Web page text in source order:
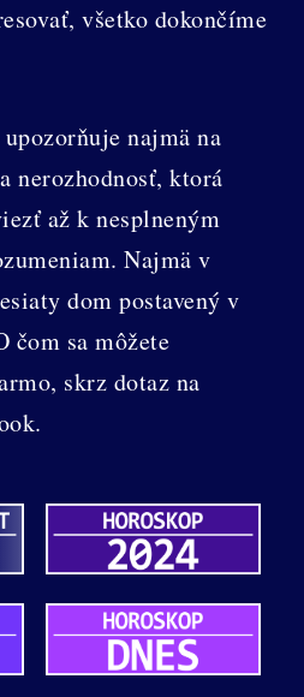
všetko dokončíme
najmä na
nerozhodnosť, ktorá
až k nesplneným
Najmä v
dom postavený v
čom sa môžete
skrz dotaz na